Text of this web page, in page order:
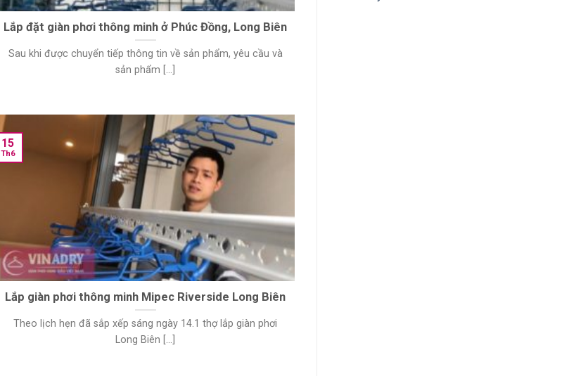
Lắp đặt giàn phơi thông minh ở Phúc Đồng, Long Biên
Sau khi được chuyển tiếp thông tin về sản phẩm, yêu cầu và
sản phẩm [...]
Lắp giàn phơi thông minh Mipec Riverside Long Biên
Theo lịch hẹn đã sắp xếp sáng ngày 14.1 thợ lắp giàn phơi
Long Biên [...]
15
Th6